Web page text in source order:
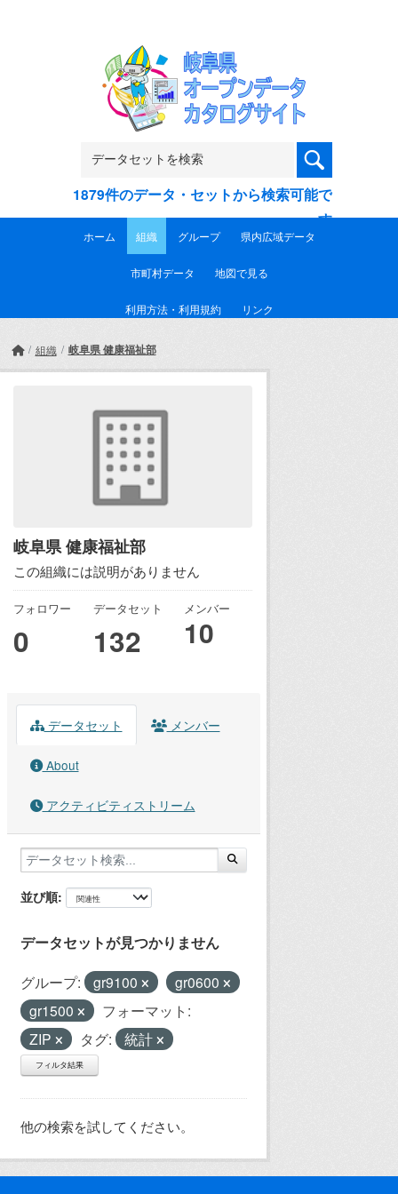
1879件のデータ・セットから検索可能で
す
ホーム 組織 グループ 県内広域データ
市町村データ 地図で見る
利用方法・利用規約 リンク
組織 岐阜県 健康福祉部
岐阜県 健康福祉部
この組織には説明がありません
フォロワー
0
データセット
132
メンバー
10
データセット メンバー
About
アクティビティストリーム
並び順
データセットが見つかりません
グループ: gr9100
gr0600
gr1500
フォーマット:
ZIP
タグ: 統計
フィルタ結果
他の検索を試してください。